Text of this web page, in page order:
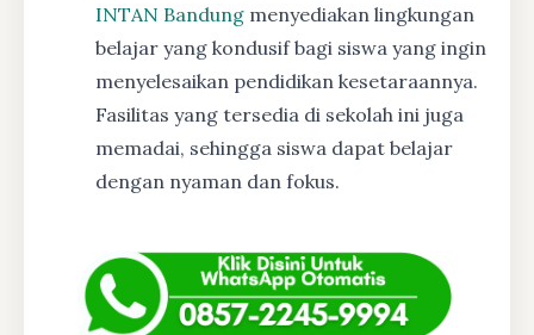
INTAN Bandung menyediakan lingkungan
belajar yang kondusif bagi siswa yang ingin
menyelesaikan pendidikan kesetaraannya.
Fasilitas yang tersedia di sekolah ini juga
memadai, sehingga siswa dapat belajar
dengan nyaman dan fokus.